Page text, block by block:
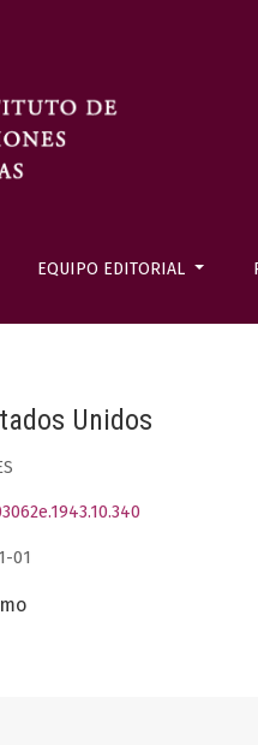
EQUIPO EDITORIAL
Unidos
01